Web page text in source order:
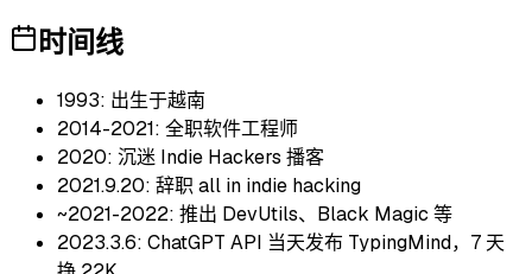
时间线
1993: 出生于越南
2014-2021: 全职软件工程师
2020: 沉迷 Indie Hackers 播客
2021.9.20: 辞职 all in indie hacking
~2021-2022: 推出 DevUtils、Black Magic 等
2023.3.6: ChatGPT API 当天发布 TypingMind，7 天